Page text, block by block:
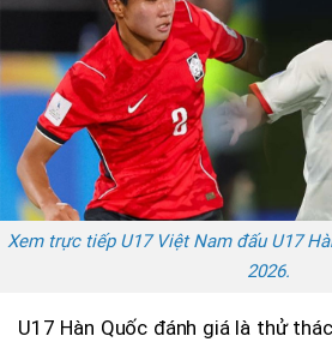
Xem trực tiếp U17 Việt Nam đấu U17
2026.
U17 Hàn Quốc đánh giá là thử